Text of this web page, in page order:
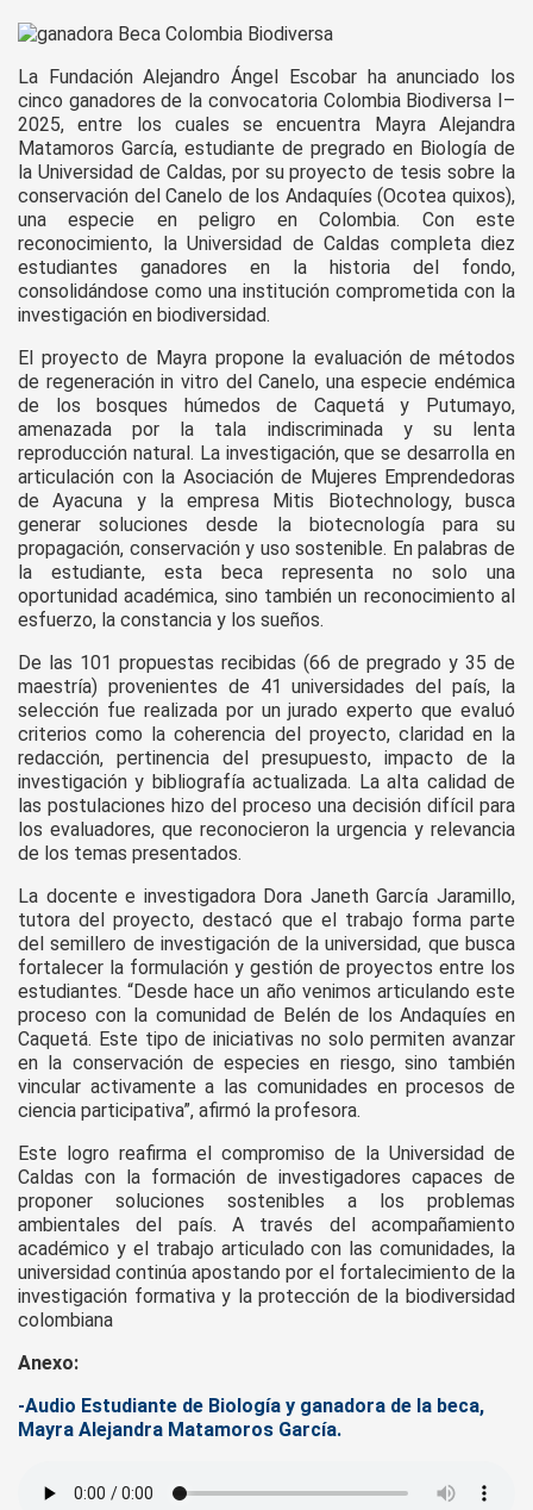
La Fundación Alejandro Ángel Escobar ha anunciado los
cinco ganadores de la convocatoria Colombia Biodiversa I–
2025, entre los cuales se encuentra Mayra Alejandra
Matamoros García, estudiante de pregrado en Biología de
la Universidad de Caldas, por su proyecto de tesis sobre la
conservación del Canelo de los Andaquíes (Ocotea quixos),
una especie en peligro en Colombia. Con este
reconocimiento, la Universidad de Caldas completa diez
estudiantes ganadores en la historia del fondo,
consolidándose como una institución comprometida con la
investigación en biodiversidad.
El proyecto de Mayra propone la evaluación de métodos
de regeneración in vitro del Canelo, una especie endémica
de los bosques húmedos de Caquetá y Putumayo,
amenazada por la tala indiscriminada y su lenta
reproducción natural. La investigación, que se desarrolla en
articulación con la Asociación de Mujeres Emprendedoras
de Ayacuna y la empresa Mitis Biotechnology, busca
generar soluciones desde la biotecnología para su
propagación, conservación y uso sostenible. En palabras de
la estudiante, esta beca representa no solo una
oportunidad académica, sino también un reconocimiento al
esfuerzo, la constancia y los sueños.
De las 101 propuestas recibidas (66 de pregrado y 35 de
maestría) provenientes de 41 universidades del país, la
selección fue realizada por un jurado experto que evaluó
criterios como la coherencia del proyecto, claridad en la
redacción, pertinencia del presupuesto, impacto de la
investigación y bibliografía actualizada. La alta calidad de
las postulaciones hizo del proceso una decisión difícil para
los evaluadores, que reconocieron la urgencia y relevancia
de los temas presentados.
La docente e investigadora Dora Janeth García Jaramillo,
tutora del proyecto, destacó que el trabajo forma parte
del semillero de investigación de la universidad, que busca
fortalecer la formulación y gestión de proyectos entre los
estudiantes. “Desde hace un año venimos articulando este
proceso con la comunidad de Belén de los Andaquíes en
Caquetá. Este tipo de iniciativas no solo permiten avanzar
en la conservación de especies en riesgo, sino también
vincular activamente a las comunidades en procesos de
ciencia participativa”, afirmó la profesora.
Este logro reafirma el compromiso de la Universidad de
Caldas con la formación de investigadores capaces de
proponer soluciones sostenibles a los problemas
ambientales del país. A través del acompañamiento
académico y el trabajo articulado con las comunidades, la
universidad continúa apostando por el fortalecimiento de la
investigación formativa y la protección de la biodiversidad
colombiana
Anexo:
-Audio Estudiante de Biología y ganadora de la beca,
Mayra Alejandra Matamoros García.